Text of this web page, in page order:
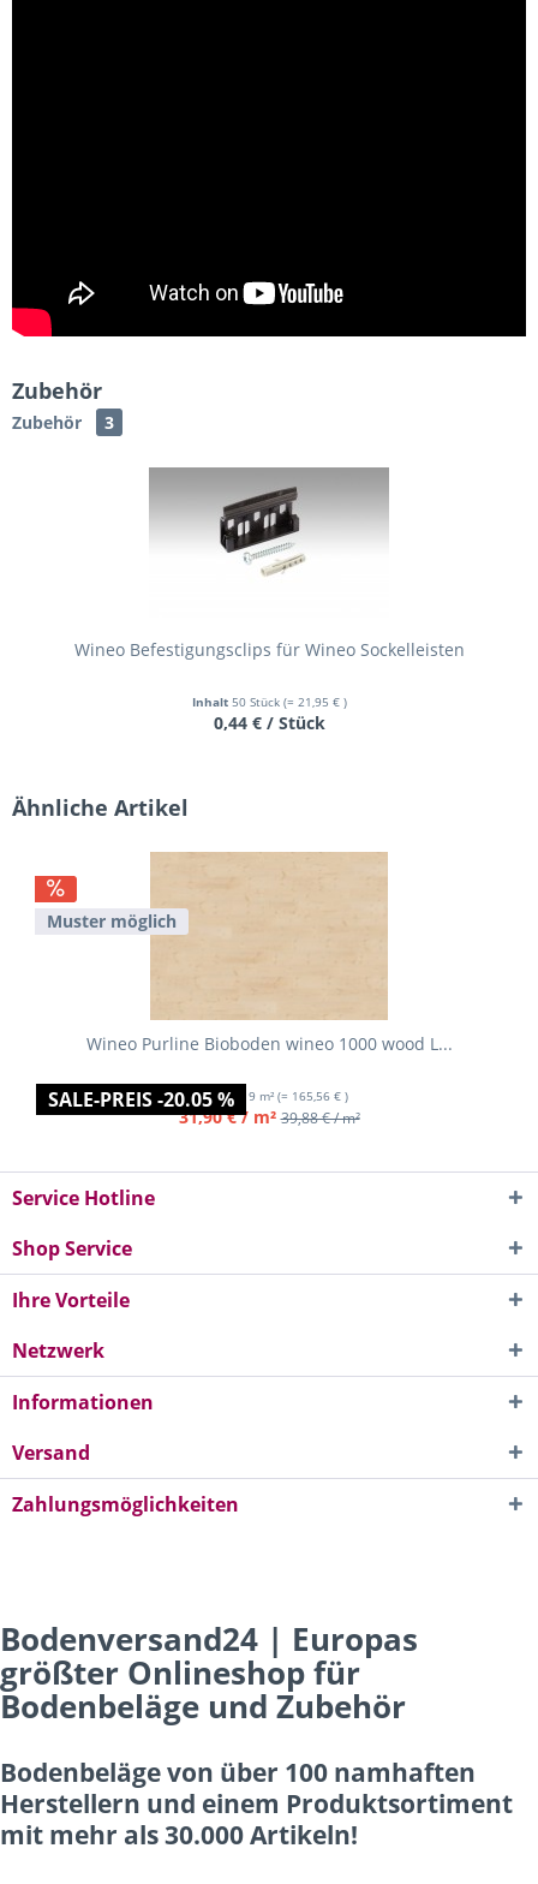
Zubehör
Zubehör 3
Wineo Befestigungsclips für Wineo Sockelleisten
Inhalt 50 Stück (= 21,95 € )
0,44 € / Stück
Ähnliche Artikel
Muster möglich
SALE-PREIS -20.05 %
Wineo Purline Bioboden wineo 1000 wood L...
Inhalt5.19 m² (= 165,56 € )
31,90 € / m² 39,88 € / m²
Service Hotline
Shop Service
Ihre Vorteile
Netzwerk
Informationen
Versand
Zahlungsmöglichkeiten
Bodenversand24 | Europas
größter Onlineshop für
Bodenbeläge und Zubehör
Bodenbeläge von über 100 namhaften
Herstellern und einem Produktsortiment
mit mehr als 30.000 Artikeln!